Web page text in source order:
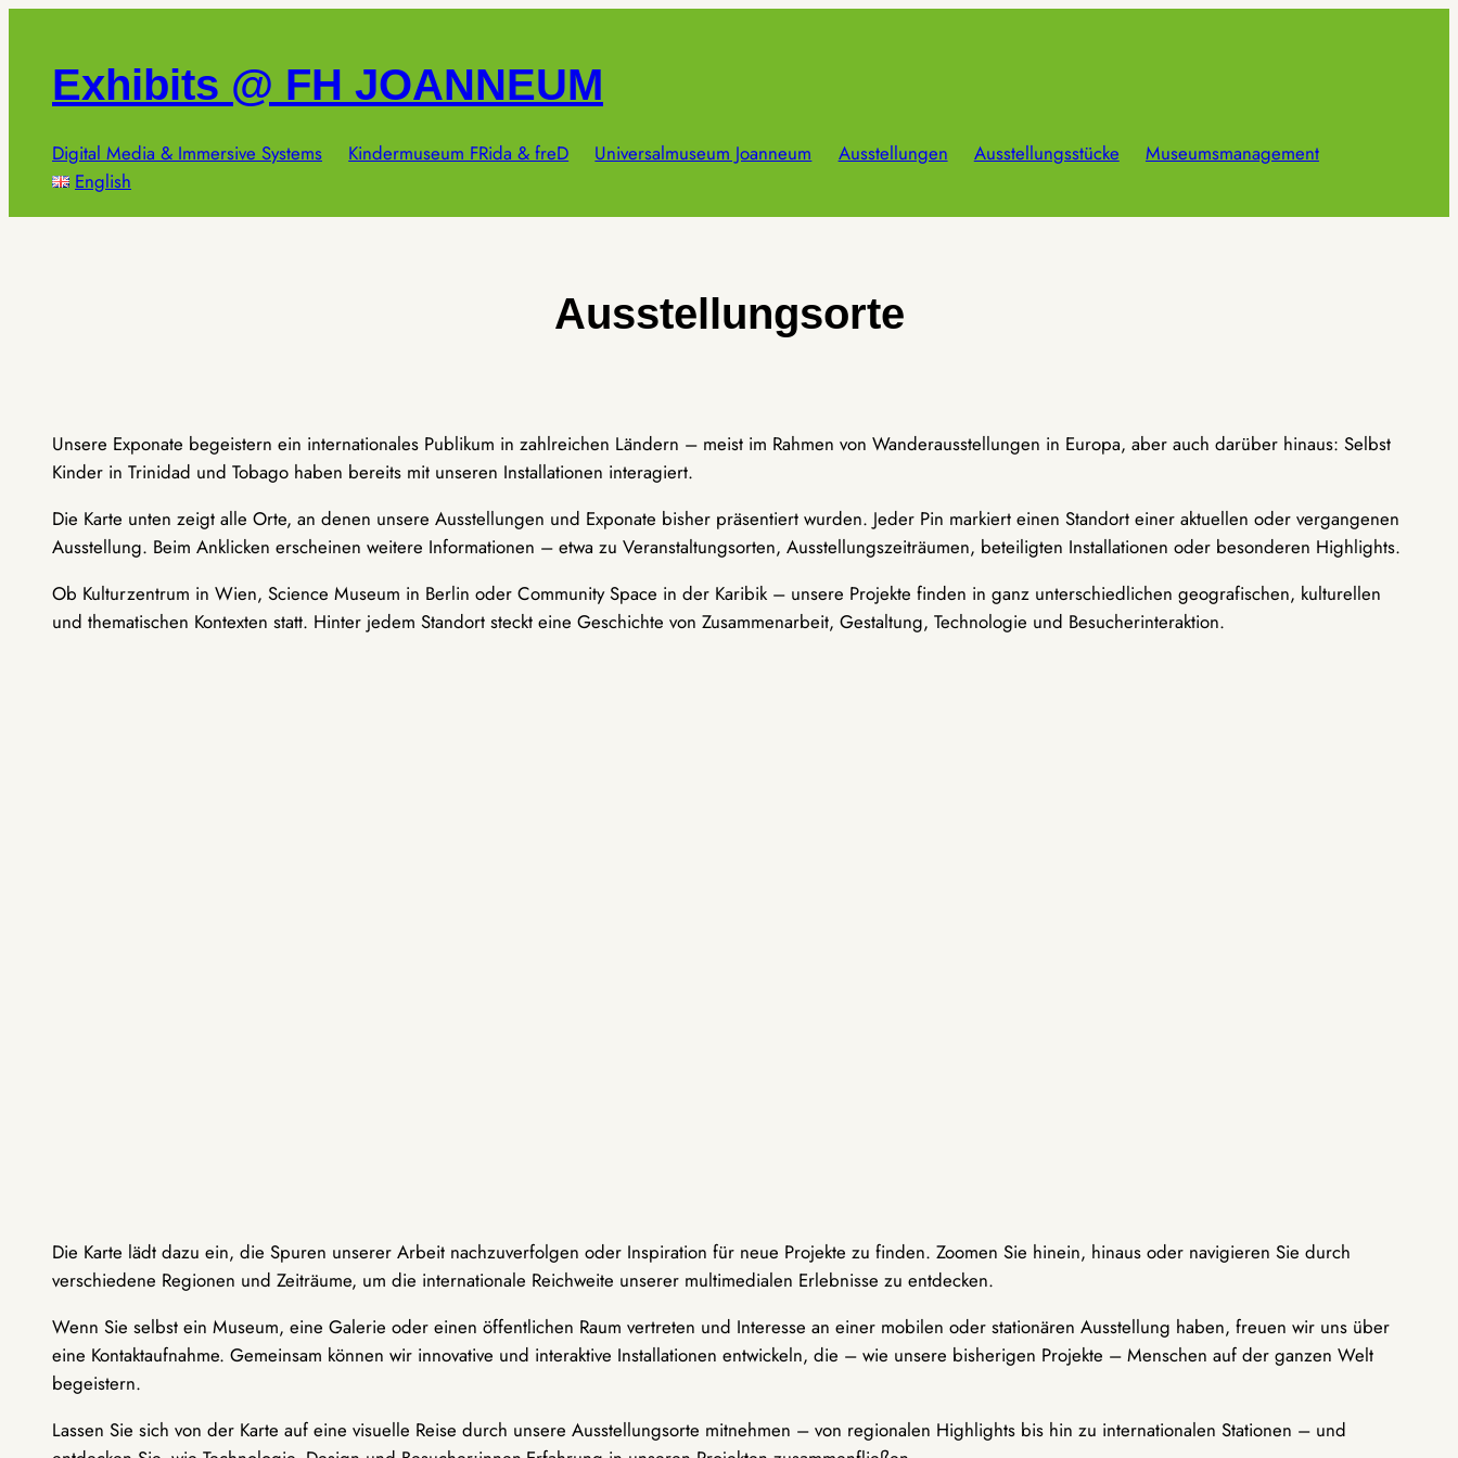
springenExhibits @ FH JOANNEUM
Digital Media & Immersive Systems Kindermuseum FRida & freD Universalmuseum Joanneum Ausstellungen Ausstellungsstücke
Museumsmanagement
English
Ausstellungsorte
Unsere Exponate begeistern ein internationales Publikum in zahlreichen Ländern – meist im Rahmen von Wanderausstellungen in Europa, aber auch darüber hinaus: Selbst
Kinder in Trinidad und Tobago haben bereits mit unseren Installationen interagiert.
Die Karte unten zeigt alle Orte, an denen unsere Ausstellungen und Exponate bisher präsentiert wurden. Jeder Pin markiert einen Standort einer aktuellen oder vergangenen
Ausstellung. Beim Anklicken erscheinen weitere Informationen – etwa zu Veranstaltungsorten, Ausstellungszeiträumen, beteiligten Installationen oder besonderen Highlights.
Ob Kulturzentrum in Wien, Science Museum in Berlin oder Community Space in der Karibik – unsere Projekte finden in ganz unterschiedlichen geografischen, kulturellen
und thematischen Kontexten statt. Hinter jedem Standort steckt eine Geschichte von Zusammenarbeit, Gestaltung, Technologie und Besucherinteraktion.
Die Karte lädt dazu ein, die Spuren unserer Arbeit nachzuverfolgen oder Inspiration für neue Projekte zu finden. Zoomen Sie hinein, hinaus oder navigieren Sie durch
verschiedene Regionen und Zeiträume, um die internationale Reichweite unserer multimedialen Erlebnisse zu entdecken.
Wenn Sie selbst ein Museum, eine Galerie oder einen öffentlichen Raum vertreten und Interesse an einer mobilen oder stationären Ausstellung haben, freuen wir uns über
eine Kontaktaufnahme. Gemeinsam können wir innovative und interaktive Installationen entwickeln, die – wie unsere bisherigen Projekte – Menschen auf der ganzen Welt
begeistern.
Lassen Sie sich von der Karte auf eine visuelle Reise durch unsere Ausstellungsorte mitnehmen – von regionalen Highlights bis hin zu internationalen Stationen – und